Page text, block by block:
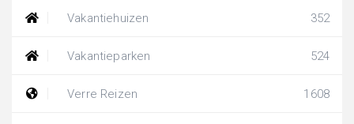
Vakantiehuizen 352
Vakantieparken 524
Verre Reizen 1608